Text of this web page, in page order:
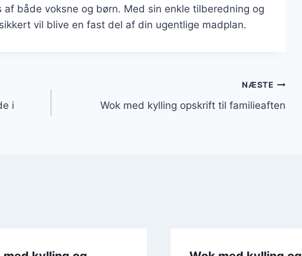
både voksne og børn. Med sin enkle tilberedning og
vil blive en fast del af din ugentlige madplan.
i
NÆSTE
Wok med kylling opskrift til familieaften